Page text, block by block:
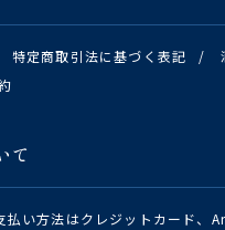
特定商取引法に基づく表記 /
て
払い方法はクレジットカード